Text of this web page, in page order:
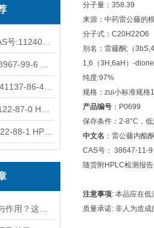
分子量：358.39
来源：中药雷公藤的
分子式：C20H22O6
别名：雷藤酮;（
1,6（3H,6aH）-dione
纯度:97%
规格：zui小标准规格
产品编号 ：P0699
保存条件：2-8°C，
中文名 ：雷公藤内酯
CAS号： 38647-11-9
随货附HPLC检测报
注意事项: 本品应在
质量承诺: 非人为造